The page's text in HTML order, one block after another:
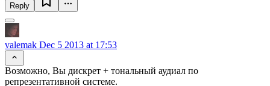
Reply
valemak Dec 5 2013 at 17:53
Возможно, Вы дискрет + тональный аудиал по
репрезентативной системе.